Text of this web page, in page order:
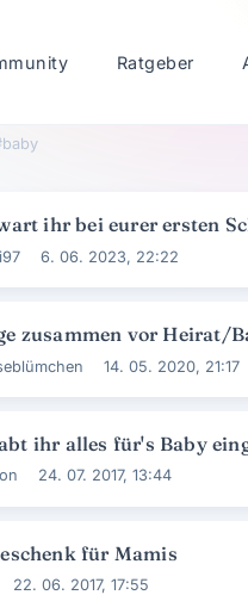
Ratgeber
ihr bei eurer ersten
6. 06. 2023, 22:22
zusammen vor Heirat/
14. 05. 2020, 21:17
ihr alles für's Baby
24. 07. 2017, 13:44
für Mamis
22. 06. 2017, 17:55